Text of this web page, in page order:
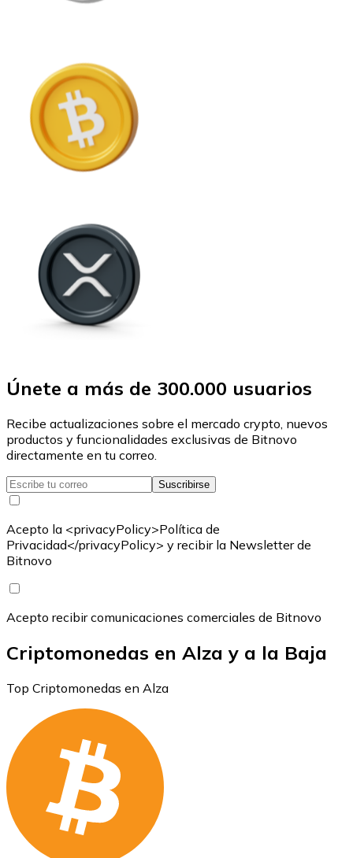
Únete a más de 300.000 usuarios
Recibe actualizaciones sobre el mercado crypto, nuevos
productos y funcionalidades exclusivas de Bitnovo
directamente en tu correo.
Suscribirse
Acepto la <privacyPolicy>Política de
Privacidad</privacyPolicy> y recibir la Newsletter de
Bitnovo
Acepto recibir comunicaciones comerciales de Bitnovo
Criptomonedas en Alza y a la Baja
Top Criptomonedas en Alza